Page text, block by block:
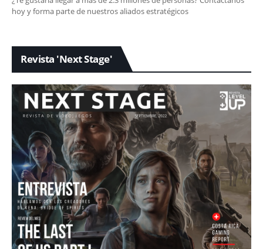
hoy y forma parte de nuestros aliados estratégicos
Revista 'Next Stage'